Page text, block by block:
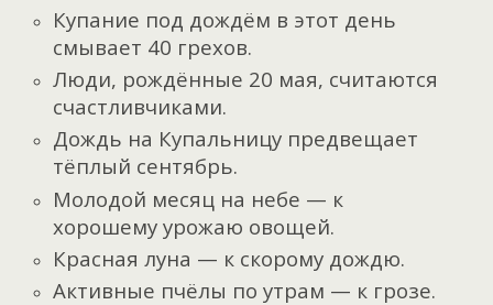
Купание под дождём в этот день
смывает 40 грехов.
Люди, рождённые 20 мая, считаются
счастливчиками.
Дождь на Купальницу предвещает
тёплый сентябрь.
Молодой месяц на небе — к
хорошему урожаю овощей.
Красная луна — к скорому дождю.
Активные пчёлы по утрам — к грозе.